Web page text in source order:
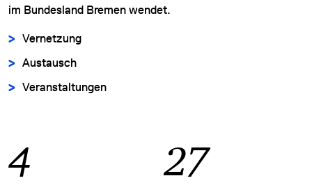
im Bundesland Bremen wendet.
Vernetzung
Austausch
Veranstaltungen
4 32